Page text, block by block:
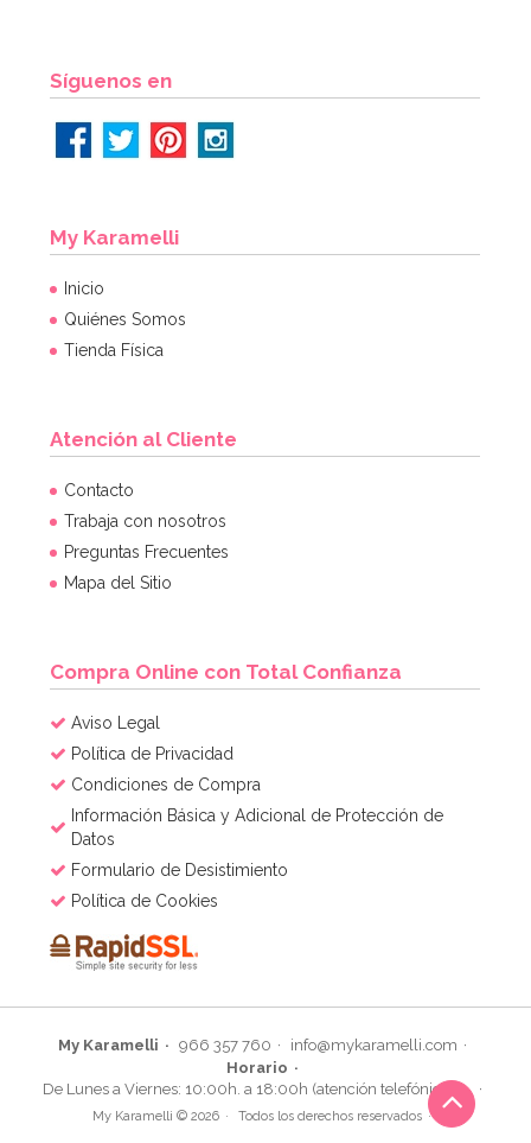
Síguenos en
My Karamelli
Inicio
Quiénes Somos
Tienda Física
Atención al Cliente
Contacto
Trabaja con nosotros
Preguntas Frecuentes
Mapa del Sitio
Compra Online con Total Confianza
Aviso Legal
Política de Privacidad
Condiciones de Compra
Información Básica y Adicional de Protección de
Datos
Formulario de Desistimiento
Política de Cookies
My Karamelli 966 357 760
info@mykaramelli.com
Horario
De Lunes a Viernes: 10:00h. a 18:00h (atención telefónica)
My Karamelli © 2026 Todos los derechos reservados